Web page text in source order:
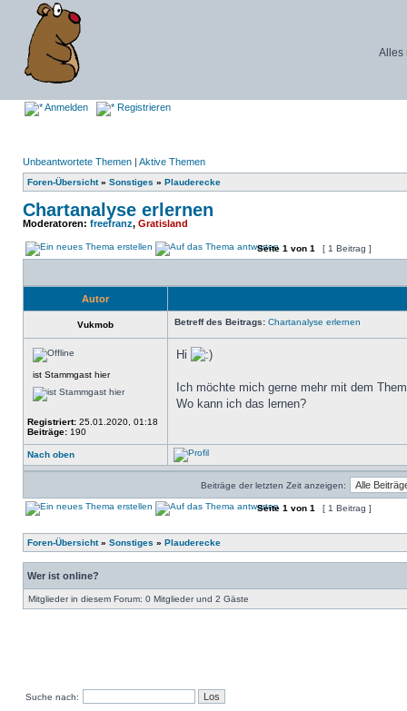
Alles
Anmelden Registrieren
Unbeantwortete Themen | Aktive Themen
Foren-Übersicht» Sonstiges » Plauderecke
Chartanalyse erlernen
Moderatoren: freefranz, Gratisland
Seite 1 von 1 [ 1 Beitrag ]
Autor
Vukmob Betreff des Beitrags: Chartanalyse erlernen
ist Stammgast hier
Registriert: 25.01.2020, 01:18
Beiträge: 190
Hi
Ich möchte mich gerne mehr mit dem
Wo kann ich das lernen?
Nach oben
Beiträge der letzten Zeit anzeigen:
Seite 1 von 1 [ 1 Beitrag ]
Foren-Übersicht» Sonstiges » Plauderecke
Wer ist online?
Mitglieder in diesem Forum: 0 Mitglieder und 2 Gäste
Suche nach: